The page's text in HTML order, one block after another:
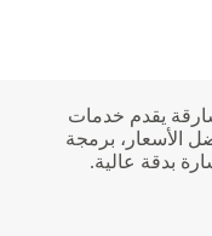
يقدم خدمات
الأسعار، برمجة
بدقة عالية.